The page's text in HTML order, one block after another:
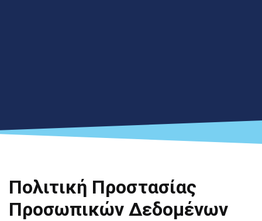
Πολιτική Προστασίας
Προσωπικών Δεδομένων